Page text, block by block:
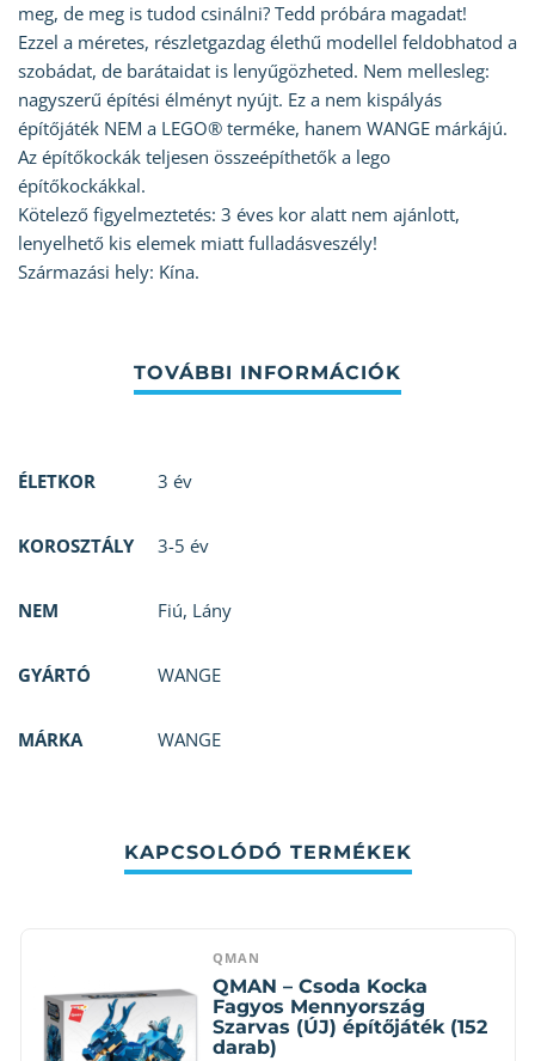
meg, de meg is tudod csinálni? Tedd próbára magadat!
Ezzel a méretes, részletgazdag élethű modellel feldobhatod a
szobádat, de barátaidat is lenyűgözheted. Nem mellesleg:
nagyszerű építési élményt nyújt. Ez a nem kispályás
építőjáték NEM a LEGO® terméke, hanem WANGE márkájú.
Az építőkockák teljesen összeépíthetők a lego
építőkockákkal.
Kötelező figyelmeztetés: 3 éves kor alatt nem ajánlott,
lenyelhető kis elemek miatt fulladásveszély!
Származási hely: Kína.
ÉLETKOR 3 év
KOROSZTÁLY 3-5 év
NEM Fiú, Lány
GYÁRTÓ WANGE
MÁRKA WANGE
KAPCSOLÓDÓ TERMÉKEK
QMAN
QMAN – Csoda Kocka
Fagyos Mennyország
Szarvas (ÚJ) építőjáték (152
darab)